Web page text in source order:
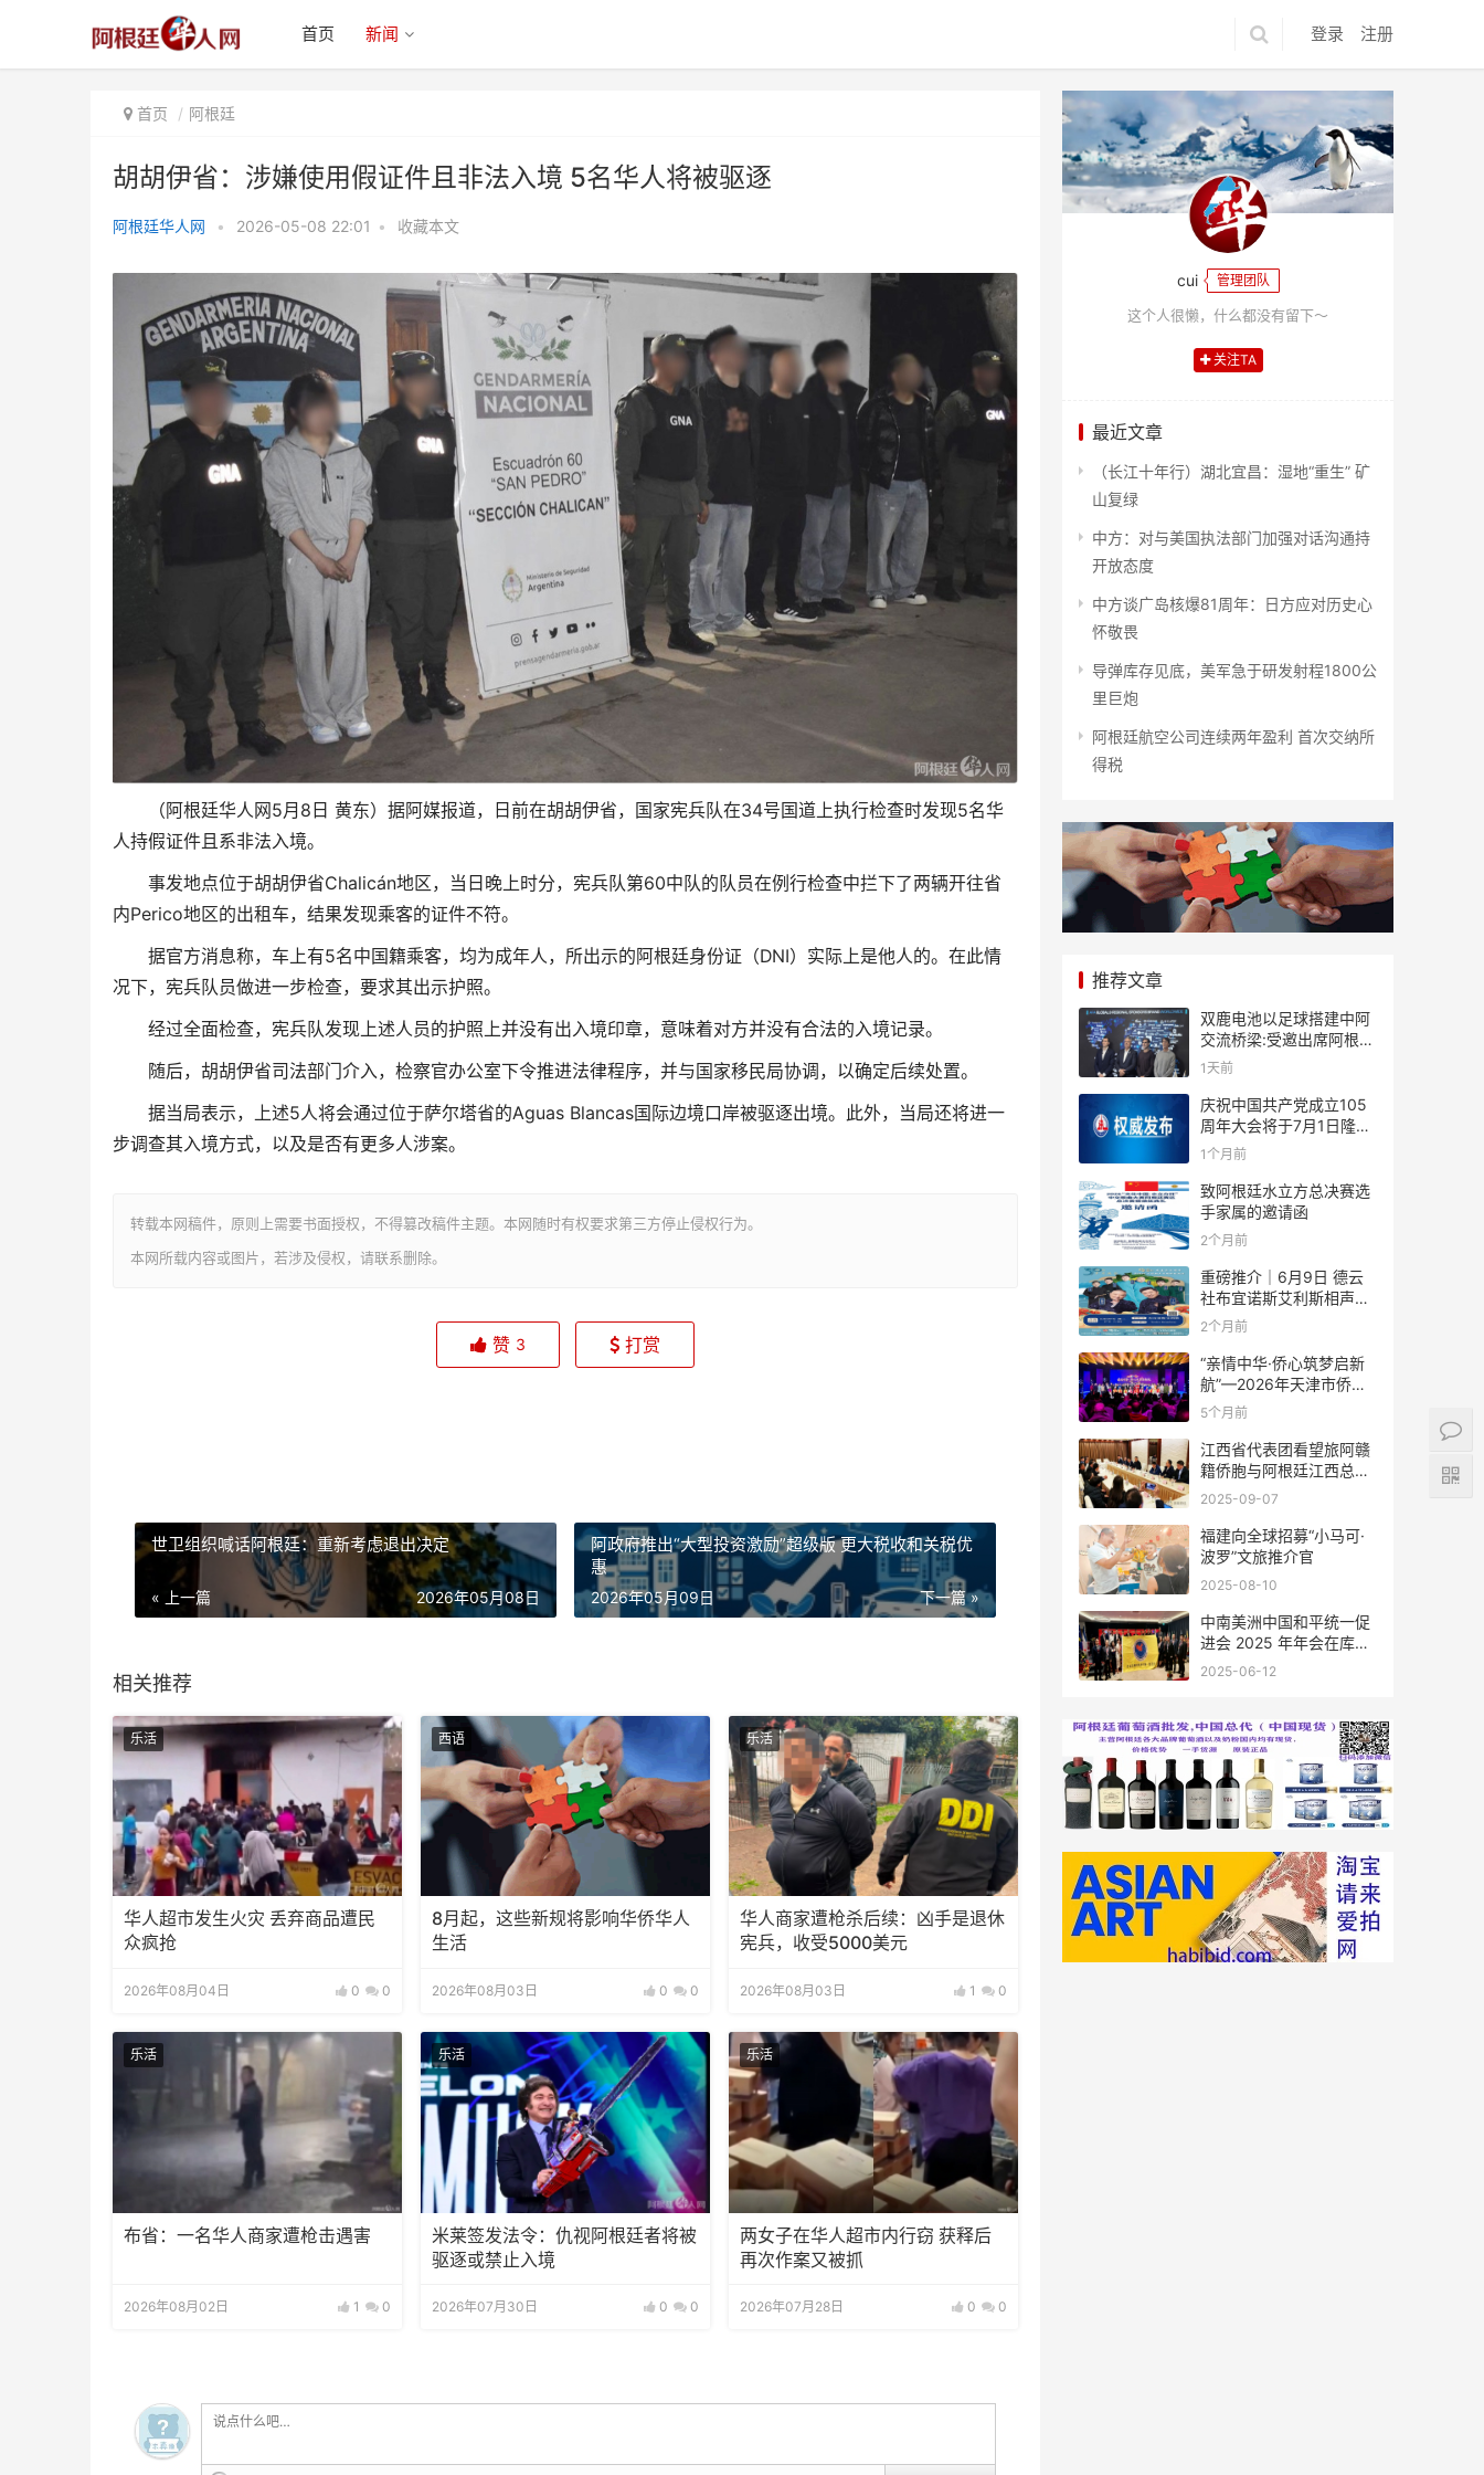
登录 注册
首页 新闻
首页 阿根廷
胡胡伊省：涉嫌使用假证件且非法入境 5名华人将被驱逐
阿根廷华人网 • 2026-05-08 22:01 • 收藏本文
（阿根廷华人网5月8日 黄东）据阿媒报道，日前在胡胡伊省，国家宪兵队在34号国道上执行检查时发现5名华
人持假证件且系非法入境。
事发地点位于胡胡伊省Chalicán地区，当日晚上时分，宪兵队第60中队的队员在例行检查中拦下了两辆开往省
内Perico地区的出租车，结果发现乘客的证件不符。
据官方消息称，车上有5名中国籍乘客，均为成年人，所出示的阿根廷身份证（DNI）实际上是他人的。在此情
况下，宪兵队员做进一步检查，要求其出示护照。
经过全面检查，宪兵队发现上述人员的护照上并没有出入境印章，意味着对方并没有合法的入境记录。
随后，胡胡伊省司法部门介入，检察官办公室下令推进法律程序，并与国家移民局协调，以确定后续处置。
据当局表示，上述5人将会通过位于萨尔塔省的Aguas Blancas国际边境口岸被驱逐出境。此外，当局还将进一
步调查其入境方式，以及是否有更多人涉案。
转载本网稿件，原则上需要书面授权，不得篡改稿件主题。本网随时有权要求第三方停止侵权行为。
本网所载内容或图片，若涉及侵权，请联系删除。
入境 5名华人将被驱逐
赞 3 打赏
世卫组织喊话阿根廷：重新考虑退出决定
« 上一篇 2026年05月08日
阿政府推出“大型投资激励”超级版 更大税收和关税优
惠
下一篇 »
2026年05月09日
相关推荐
乐活
华人超市发生火灾 丢弃商品遭民
众疯抢
2026年08月04日 0 0
西语
8月起，这些新规将影响华侨华人
生活
2026年08月03日 0 0
乐活
华人商家遭枪杀后续：凶手是退休
宪兵，收受5000美元
2026年08月03日 1 0
乐活
布省：一名华人商家遭枪击遇害
2026年08月02日 1 0
乐活
米莱签发法令：仇视阿根廷者将被
驱逐或禁止入境
2026年07月30日 0 0
乐活
两女子在华人超市内行窃 获释后
再次作案又被抓
2026年07月28日 0 0
cui 管理团队
这个人很懒，什么都没有留下～
关注TA
最近文章
（长江十年行）湖北宜昌：湿地“重生” 矿
山复绿
中方：对与美国执法部门加强对话沟通持
开放态度
中方谈广岛核爆81周年：日方应对历史心
怀敬畏
导弹库存见底，美军急于研发射程1800公
里巨炮
阿根廷航空公司连续两年盈利 首次交纳所
得税
推荐文章
双鹿电池以足球搭建中阿
交流桥梁:受邀出席阿根廷
足协赞助商招待会！
1天前
庆祝中国共产党成立105
周年大会将于7月1日隆重
举行
1个月前
致阿根廷水立方总决赛选
手家属的邀请函
2个月前
重磅推介｜6月9日 德云
社布宜诺斯艾利斯相声专
场！国风曲艺邂逅南美风
结！
2个月前
“亲情中华·侨心筑梦启新
航”—2026年天津市侨界
新春联谊活动成功举办
5个月前
江西省代表团看望旅阿赣
籍侨胞与阿根廷江西总商
会座谈
2025-09-07
福建向全球招募“小马可·
波罗”文旅推介官
2025-08-10
中南美洲中国和平统一促
进会 2025 年年会在库拉
索圆满举行，共绘反“独”
2025-06-12